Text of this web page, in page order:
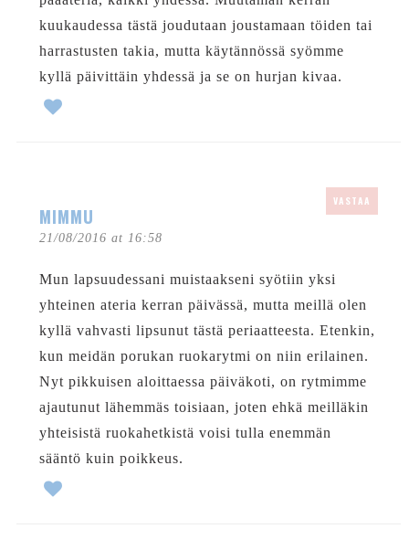
kuukaudessa tästä joudutaan joustamaan töiden tai
harrastusten takia, mutta käytännössä syömme
kyllä päivittäin yhdessä ja se on hurjan kivaa.
MIMMU
21/08/2016 at 16:58
VASTAA
Mun lapsuudessani muistaakseni syötiin yksi
yhteinen ateria kerran päivässä, mutta meillä olen
kyllä vahvasti lipsunut tästä periaatteesta. Etenkin,
kun meidän porukan ruokarytmi on niin erilainen.
Nyt pikkuisen aloittaessa päiväkoti, on rytmimme
ajautunut lähemmäs toisiaan, joten ehkä meilläkin
yhteisistä ruokahetkistä voisi tulla enemmän
sääntö kuin poikkeus.